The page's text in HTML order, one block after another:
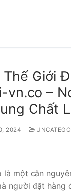
Thế Giới
vn.co –
Chất
2024
là một căn
người đặt hàng